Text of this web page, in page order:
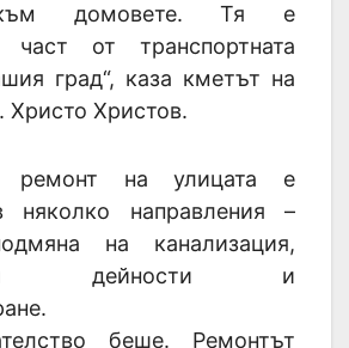
домовете. Тя е
част от транспортната
град“, каза кметът на
Христов.
ремонт на улицата е
няколко направления –
на канализация,
дейности и
беше. Ремонтът